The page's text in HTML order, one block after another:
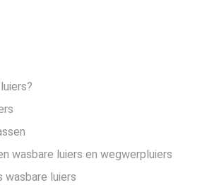
wasbare luiers en wegwerpluiers
luiers